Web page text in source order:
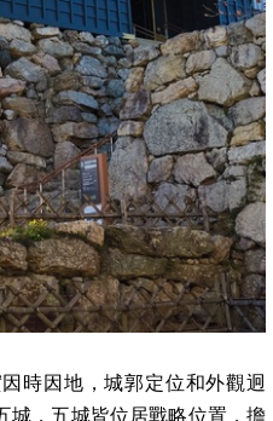
時因地，城郭定位和外觀迥
城，五城皆位居戰略位置，擔